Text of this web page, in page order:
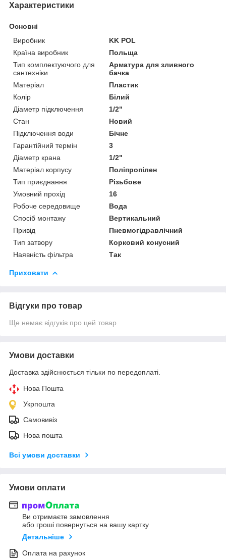
Характеристики
Основні
Виробник
KK POL
Країна виробник
Польща
Тип комплектуючого для
сантехніки
Арматура для зливного
бачка
Матеріал
Пластик
Колір
Білий
Діаметр підключення
1/2"
Стан
Новий
Підключення води
Бічне
Гарантійний термін
3
Діаметр крана
1/2"
Матеріал корпусу
Поліпропілен
Тип приєднання
Різьбове
Умовний прохід
16
Робоче середовище
Вода
Спосіб монтажу
Вертикальний
Привід
Пневмогідравлічний
Тип затвору
Корковий конусний
Наявність фільтра
Так
Приховати
Відгуки про товар
Ще немає відгуків про цей товар
Умови доставки
Доставка здійснюється тільки по передоплаті.
Нова Пошта
Укрпошта
Самовивіз
Нова пошта
Всі умови доставки
Умови оплати
Ви отримаєте замовлення
або гроші повернуться на вашу картку
Детальніше
Оплата на рахунок